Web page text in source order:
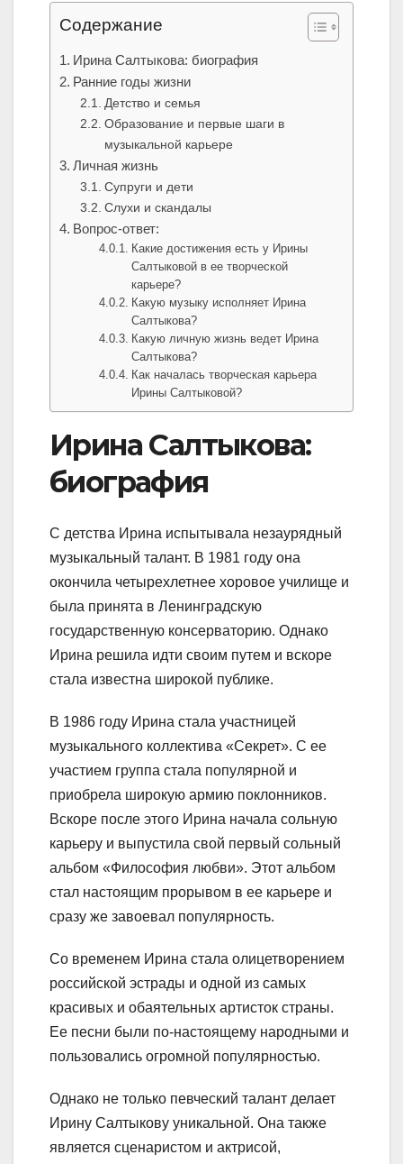
Содержание
Ирина Салтыкова: биография
Ранние годы жизни
Детство и семья
Образование и первые шаги в
музыкальной карьере
Личная жизнь
Супруги и дети
Слухи и скандалы
Вопрос-ответ:
Какие достижения есть у Ирины
Салтыковой в ее творческой
карьере?
Какую музыку исполняет Ирина
Салтыкова?
Какую личную жизнь ведет Ирина
Салтыкова?
Как началась творческая карьера
Ирины Салтыковой?
Ирина Салтыкова:
биография
С детства Ирина испытывала незаурядный
музыкальный талант. В 1981 году она
окончила четырехлетнее хоровое училище и
была принята в Ленинградскую
государственную консерваторию. Однако
Ирина решила идти своим путем и вскоре
стала известна широкой публике.
В 1986 году Ирина стала участницей
музыкального коллектива «Секрет». С ее
участием группа стала популярной и
приобрела широкую армию поклонников.
Вскоре после этого Ирина начала сольную
карьеру и выпустила свой первый сольный
альбом «Философия любви». Этот альбом
стал настоящим прорывом в ее карьере и
сразу же завоевал популярность.
Со временем Ирина стала олицетворением
российской эстрады и одной из самых
красивых и обаятельных артисток страны.
Ее песни были по-настоящему народными и
пользовались огромной популярностью.
Однако не только певческий талант делает
Ирину Салтыкову уникальной. Она также
является сценаристом и актрисой,